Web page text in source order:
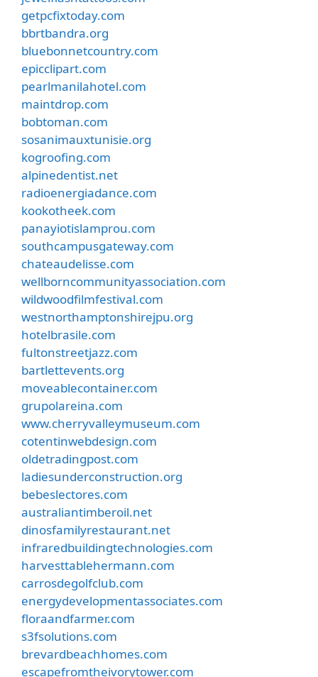
getpcfixtoday.com
bbrtbandra.org
bluebonnetcountry.com
epicclipart.com
pearlmanilahotel.com
maintdrop.com
bobtoman.com
sosanimauxtunisie.org
kogroofing.com
alpinedentist.net
radioenergiadance.com
kookotheek.com
panayiotislamprou.com
southcampusgateway.com
chateaudelisse.com
wellborncommunityassociation.com
wildwoodfilmfestival.com
westnorthamptonshirejpu.org
hotelbrasile.com
fultonstreetjazz.com
bartlettevents.org
moveablecontainer.com
grupolareina.com
www.cherryvalleymuseum.com
cotentinwebdesign.com
oldetradingpost.com
ladiesunderconstruction.org
bebeslectores.com
australiantimberoil.net
dinosfamilyrestaurant.net
infraredbuildingtechnologies.com
harvesttablehermann.com
carrosdegolfclub.com
energydevelopmentassociates.com
floraandfarmer.com
s3fsolutions.com
brevardbeachhomes.com
escapefromtheivorytower.com